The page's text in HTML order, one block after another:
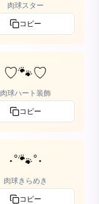
肉球スター
コピー
♡🐾♡
肉球ハート装飾
コピー
·˚🐾˚·
肉球きらめき
コピー